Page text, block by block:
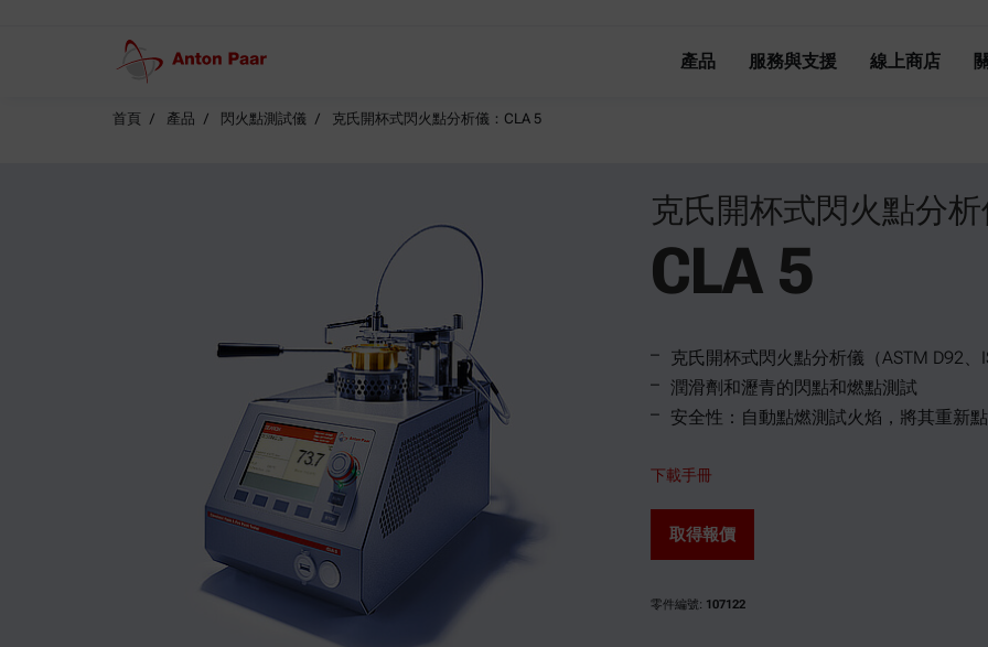
產品 服務與支援 線上商店
首頁 產品 閃火點測試儀 克氏開杯式閃火點分析儀：CLA 5
克氏開杯式閃火點分
CLA 5
克氏開杯式閃火點分析儀（ASTM D92、
潤滑劑和瀝青的閃點和燃點測試
安全性：自動點燃測試火焰，將其重新
下載手冊
取得報價
零件編號: 107122